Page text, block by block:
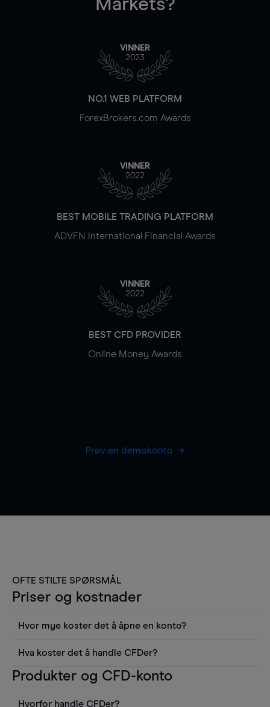
Markets?
VINNER
2023
NO.1 WEB PLATFORM
ForexBrokers.com Awards
VINNER
2022
BEST MOBILE TRADING PLATFORM
ADVFN International Financial Awards
VINNER
2022
BEST CFD PROVIDER
Online Money Awards
Prøv en demokonto
OFTE STILTE SPØRSMÅL
Priser og kostnader
Hvor mye koster det å åpne en konto?
markedet. Fra kontoen din kan du se
plattformen inkludert grafer, nyheter fra Reuters
Hva koster det å handle CFDer?
Det er en rekke kostnader å tenke på når man
finansieringskostnader (for handler holdt over
Produkter og CFD-konto
Hvorfor handle CFDer?